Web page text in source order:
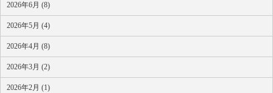
2026年6月 (8)
2026年5月 (4)
2026年4月 (8)
2026年3月 (2)
2026年2月 (1)